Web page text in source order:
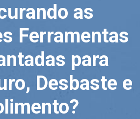
as
Ferramentas
para
Desbaste e